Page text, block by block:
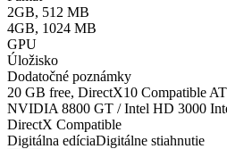
2GB, 512 MB
4GB, 1024 MB
GPU
Úložisko
Dodatočné poznámky
20 GB free, DirectX10 Compatible
NVIDIA 8800 GT / Intel HD 3000
DirectX Compatible
Digitálna edíciaDigitálne stiahnutie